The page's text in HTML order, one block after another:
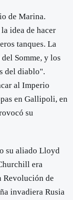
de Marina.
idea de hacer
tanques. La
Somme, y los
del diablo".
al Imperio
en Gallipoli, en
su
su aliado Lloyd
era
Revolución de
invadiera Rusia